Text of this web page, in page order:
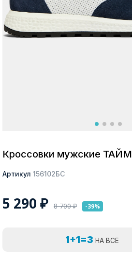
Кроссовки мужские ТАЙМ
Артикул 156102БС
5 290 ₽ 8 700₽ -39%
1+1=3 НА ВСЁ